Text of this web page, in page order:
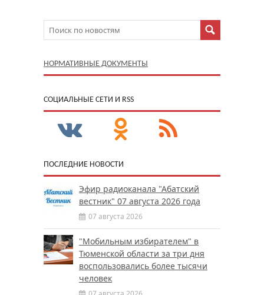
НОРМАТИВНЫЕ ДОКУМЕНТЫ
CОЦИАЛЬНЫЕ СЕТИ И RSS
ПОСЛЕДНИЕ НОВОСТИ
Эфир радиоканала "Абатский
вестник" 07 августа 2026 года
07 августа 2026
"Мобильным избирателем" в
Тюменской области за три дня
воспользовались более тысячи
человек